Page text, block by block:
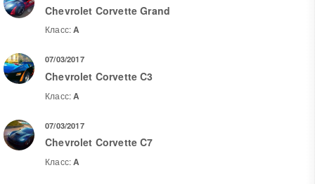
Chevrolet Corvette Grand
Класс:A
07/03/2017
Chevrolet Corvette C3
Класс:A
07/03/2017
Chevrolet Corvette C7
Класс:A